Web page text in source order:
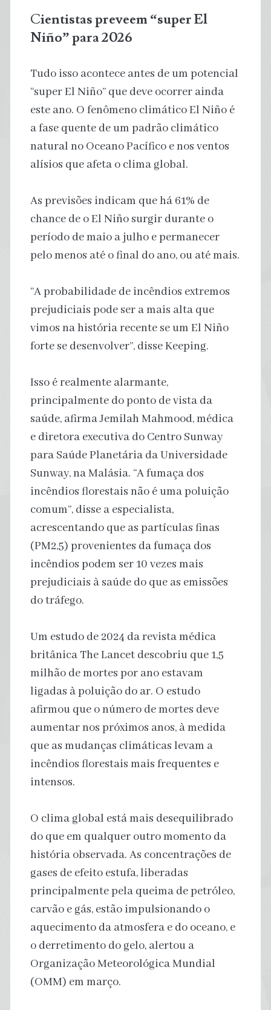
Cientistas preveem “super El
Niño” para 2026
Tudo isso acontece antes de um potencial
“super El Niño” que deve ocorrer ainda
este ano. O fenômeno climático El Niño é
a fase quente de um padrão climático
natural no Oceano Pacífico e nos ventos
alísios que afeta o clima global.
As previsões indicam que há 61% de
chance de o El Niño surgir durante o
período de maio a julho e permanecer
pelo menos até o final do ano, ou até mais.
“A probabilidade de incêndios extremos
prejudiciais pode ser a mais alta que
vimos na história recente se um El Niño
forte se desenvolver”, disse Keeping.
Isso é realmente alarmante,
principalmente do ponto de vista da
saúde, afirma Jemilah Mahmood, médica
e diretora executiva do Centro Sunway
para Saúde Planetária da Universidade
Sunway, na Malásia. “A fumaça dos
incêndios florestais não é uma poluição
comum”, disse a especialista,
acrescentando que as partículas finas
(PM2,5) provenientes da fumaça dos
incêndios podem ser 10 vezes mais
prejudiciais à saúde do que as emissões
do tráfego.
Um estudo de 2024 da revista médica
britânica The Lancet descobriu que 1,5
milhão de mortes por ano estavam
ligadas à poluição do ar. O estudo
afirmou que o número de mortes deve
aumentar nos próximos anos, à medida
que as mudanças climáticas levam a
incêndios florestais mais frequentes e
intensos.
O clima global está mais desequilibrado
do que em qualquer outro momento da
história observada. As concentrações de
gases de efeito estufa, liberadas
principalmente pela queima de petróleo,
carvão e gás, estão impulsionando o
aquecimento da atmosfera e do oceano, e
o derretimento do gelo, alertou a
Organização Meteorológica Mundial
(OMM) em março.